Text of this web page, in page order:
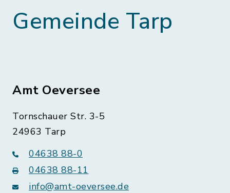
Gemeinde Tarp
Amt Oeversee
Tornschauer Str. 3-5
24963 Tarp
04638 88-0
04638 88-11
info@amt-oeversee.de